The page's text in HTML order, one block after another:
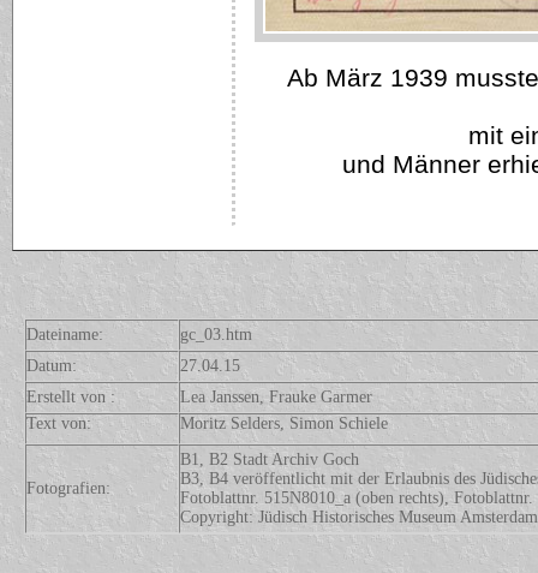
Ab März 1939
mit
und Männer
Dateiname:
gc_03.htm
Datum:
27.04.15
Erstellt von :
Lea Janssen, Frauke Garmer
Text von:
Moritz Selders, Simon Schiele
Fotografien:
B1, B2 Stadt Archiv Goch
B3, B4 veröffentlicht mit der Erlaubnis des
Fotoblattnr. 515N8010_a (oben rechts),
Copyright: Jüdisch Historisches Museum Amsterdam